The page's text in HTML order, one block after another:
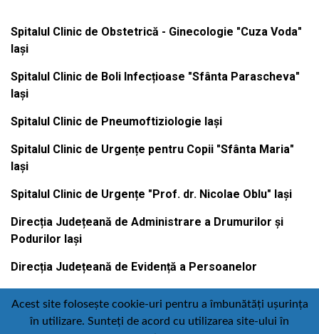
Spitalul Clinic de Obstetrică - Ginecologie "Cuza Voda"
Iași
Spitalul Clinic de Boli Infecțioase "Sfânta Parascheva"
Iași
Spitalul Clinic de Pneumoftiziologie Iași
Spitalul Clinic de Urgențe pentru Copii "Sfânta Maria"
Iași
Spitalul Clinic de Urgențe "Prof. dr. Nicolae Oblu" Iași
Direcția Județeană de Administrare a Drumurilor și
Podurilor Iași
Direcția Județeană de Evidență a Persoanelor
Contact Politică de confidențialitate
Acest site folosește cookie-uri pentru a îmbunătăți ușurința
în utilizare. Sunteți de acord cu utilizarea site-ului în